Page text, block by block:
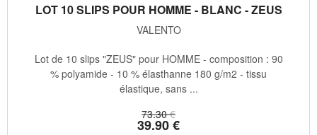
LOT 10 SLIPS POUR HOMME - BLANC - ZEUS
VALENTO
73.30 €
39.90€
Lot de 10 slips "ZEUS" pour HOMME - composition : 90
% polyamide - 10 % élasthanne 180 g/m2 - tissu
élastique, sans ...